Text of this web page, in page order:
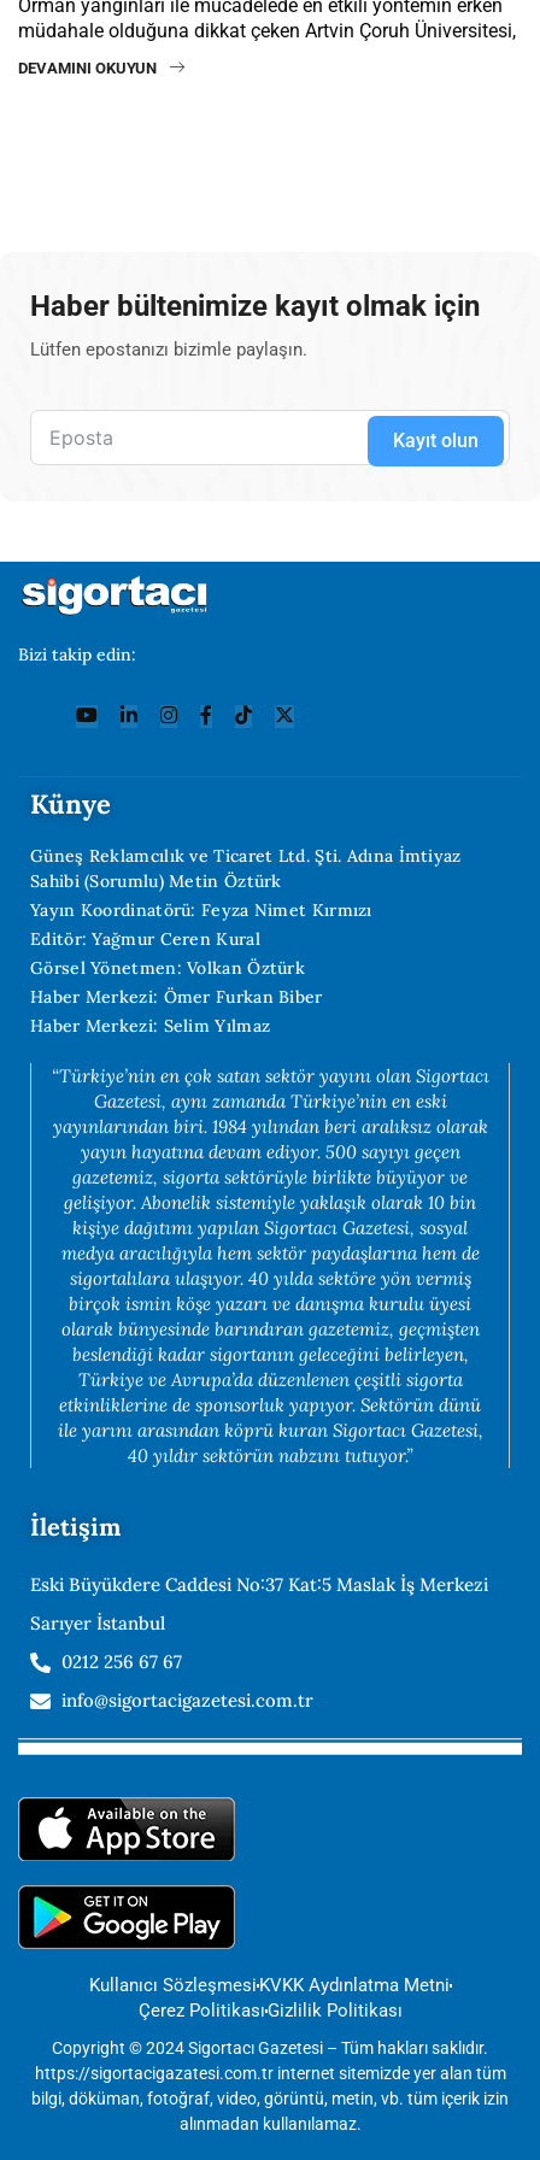
Orman yangınları ile mücadelede en etkili yöntemin erken
müdahale olduğuna dikkat çeken Artvin Çoruh Üniversitesi,
DEVAMINI OKUYUN
Haber bültenimize kayıt olmak için
Lütfen epostanızı bizimle paylaşın.
Kayıt olun
Bizi takip edin:
Künye
Güneş Reklamcılık ve Ticaret Ltd. Şti. Adına İmtiyaz
Sahibi (Sorumlu) Metin Öztürk
Yayın Koordinatörü: Feyza Nimet Kırmızı
Editör: Yağmur Ceren Kural
Görsel Yönetmen: Volkan Öztürk
Haber Merkezi: Ömer Furkan Biber
Haber Merkezi: Selim Yılmaz
“Türkiye’nin en çok satan sektör yayını olan Sigortacı
Gazetesi, aynı zamanda Türkiye’nin en eski
yayınlarından biri. 1984 yılından beri aralıksız olarak
yayın hayatına devam ediyor. 500 sayıyı geçen
gazetemiz, sigorta sektörüyle birlikte büyüyor ve
gelişiyor. Abonelik sistemiyle yaklaşık olarak 10 bin
kişiye dağıtımı yapılan Sigortacı Gazetesi, sosyal
medya aracılığıyla hem sektör paydaşlarına hem de
sigortalılara ulaşıyor. 40 yılda sektöre yön vermiş
birçok ismin köşe yazarı ve danışma kurulu üyesi
olarak bünyesinde barındıran gazetemiz, geçmişten
beslendiği kadar sigortanın geleceğini belirleyen,
Türkiye ve Avrupa’da düzenlenen çeşitli sigorta
etkinliklerine de sponsorluk yapıyor. Sektörün dünü
ile yarını arasından köprü kuran Sigortacı Gazetesi,
40 yıldır sektörün nabzını tutuyor.”
İletişim
Eski Büyükdere Caddesi No:37 Kat:5 Maslak İş Merkezi
Sarıyer İstanbul
0212 256 67 67
info@sigortacigazetesi.com.tr
Kullanıcı SözleşmesiKVKK Aydınlatma Metni
Çerez PolitikasıGizlilik Politikası
Copyright © 2024 Sigortacı Gazetesi – Tüm hakları saklıdır.
https://sigortacigazatesi.com.tr internet sitemizde yer alan tüm
bilgi, döküman, fotoğraf, video, görüntü, metin, vb. tüm içerik izin
alınmadan kullanılamaz.